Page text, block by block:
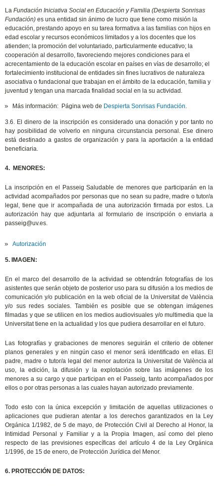
LaFundación Iniciativa Social en Educación y Familia (Despierta Sonrisas
Fundación) es una entidad sin ánimo de lucro que tiene como misión la
educación, prestando apoyo en su tarea formativa a las familias con hijos en
edad escolar y recursos económicos limitados y a los docentes que los
atienden; la promoción del voluntariado, particularmente educativo; la
cooperación al desarrollo, favoreciendo mejores condiciones para el
acrecentamiento de la educación escolar en países en vías de desarrollo; el
fortalecimiento institucional de entidades sin fines lucrativos de naturaleza
asociativa o fundacional que trabajan en el ámbito de la educación, familia y
juventud y tengan una marcada finalidad social en la su actividad.
Más información: Página web de Despierta Sonrisas Fundación.
3.6. El dinero de la inscripción es considerado una donación y por tanto no
hay posibilidad de volverlo en ninguna circunstancia personal. Ese dinero
está destinado a gastos de organización y para la aportación a la entidad
beneficiaria.
4. MENORES:
La inscripción en el Passeig Saludable de menores que participarán en la
actividad acompañados por personas que no sean su padre, madre o tutor/a
legal, tiene que ir acompañada de una autorización firmada por estos. La
autorización hay que adjuntarla al formulario de inscripción o enviarla a
passeig@uv.es.
Autorización
5. IMAGEN:
En el marco del desarrollo de la actividad se obtendrán fotografías de los
asistentes que serán objeto de posterior uso para su difusión a los medios de
comunicación y/o publicación en la web oficial de la Universitat de València
y/o sus redes sociales. También es posible que se obtengan imágenes
filmadas y que se utilicen en los medios audiovisuales y/o multimedia que la
Universitat tiene en la actualidad y los que pudiera desarrollar en el futuro.
Las fotografías y grabaciones de menores seguirán el criterio de obtener
planos generales y en ningún caso el menor será identificado en ellas. El
padre, madre o tutor/a legal del menor autoriza la Universitat de València al
uso, la edición, la difusión y la explotación sobre las imágenes de los
menores a su cargo y que participan en el Passeig, tanto acompañados por
ellos o por otras personas a las cuales hayan autorizado previamente.
Todo esto con la única excepción y limitación de aquellas utilizaciones o
aplicaciones que pudieran atentar a los derechos garantizados en la Ley
Orgánica 1/1982, de 5 de mayo, de Protección Civil al Derecho al Honor, la
Intimidad Personal y Familiar y a la Propia Imagen, así como del pleno
respecto de las previsiones específicas del artículo 4 de la Ley Orgánica
1/1996, de 15 de enero, de Protección Jurídica del Menor.
6. PROTECCIÓN DE DATOS: